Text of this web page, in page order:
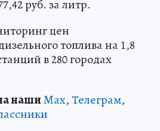
руб. за литр.
цен
топлива на 1,8
в 280 городах
нашиMax,Телеграм,